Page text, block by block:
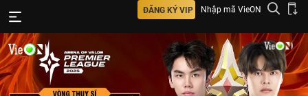
ĐĂNG KÝ VIP Nhập mã VieON